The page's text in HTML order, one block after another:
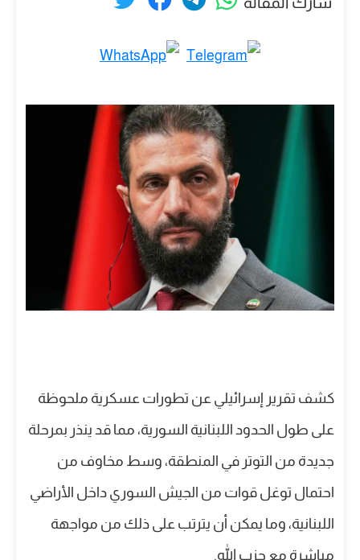
كشف تقرير إسرائيلي عن تطورات عسكرية ملحوظة
على طول الحدود اللبنانية السورية، مما قد ينذر بمرحلة
جديدة من التوتر في المنطقة، وسط مخاوف من
احتمال توغل قوات من الجيش السوري داخل الأراضي
اللبنانية، وما يمكن أن يترتب على ذلك من مواجهة
مباشرة مع حزب الله.